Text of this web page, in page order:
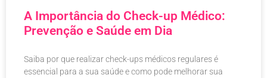
A Importância do Check-up Médico:
Prevenção e Saúde em Dia
Saiba por que realizar check-ups médicos regulares é
essencial para a sua saúde e como pode melhorar sua